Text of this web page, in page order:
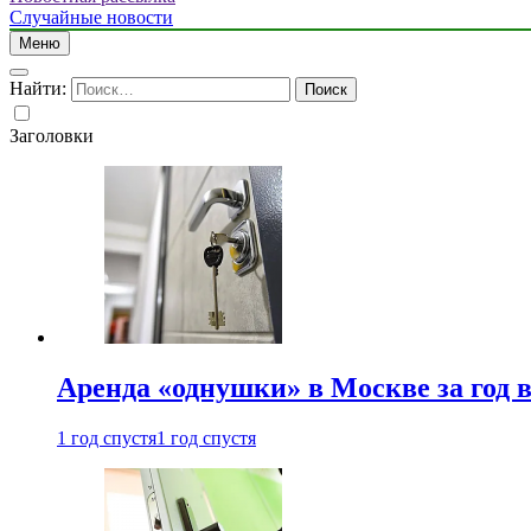
Случайные новости
Меню
Найти:
Заголовки
Аренда «однушки» в Москве за год
1 год спустя1 год спустя